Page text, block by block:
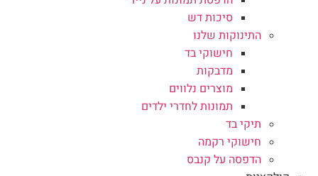
סיכות דש
התינוקות שלנו
חישוקי בד
מדבקות
מוצרים נלווים
תמונות לחדרי ילדים
תיקי בד
חישוקי רקמה
הדפסה על קנבס